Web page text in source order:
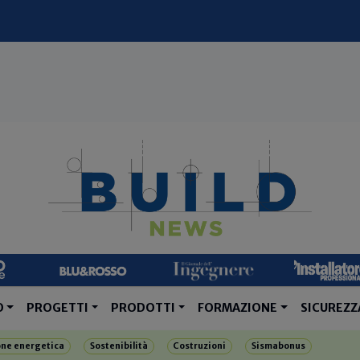
PROGETTI PRODOTTI FORMAZIONE
energetica Sostenibilità Costruzioni Sismabonus